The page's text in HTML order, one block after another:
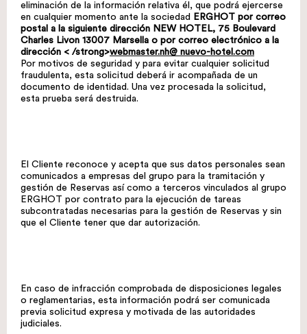
eliminación de la información relativa él, que podrá ejercerse
en cualquier momento ante la sociedad
ERGHOT por correo
postal a la siguiente dirección NEW HOTEL, 75 Boulevard
Charles Livon 13007 Marsella o por correo electrónico a la
dirección < /strong>webmaster.nh@ nuevo-hotel.com
Por motivos de seguridad y para evitar cualquier solicitud
fraudulenta, esta solicitud deberá ir acompañada de un
documento de identidad. Una vez procesada la solicitud,
esta prueba será destruida.
El Cliente reconoce y acepta que sus datos personales sean
comunicados a empresas del grupo para la tramitación y
gestión de Reservas así como a terceros vinculados al grupo
ERGHOT por contrato para la ejecución de tareas
subcontratadas necesarias para la gestión de Reservas y sin
que el Cliente tener que dar autorización.
En caso de infracción comprobada de disposiciones legales
o reglamentarias, esta información podrá ser comunicada
previa solicitud expresa y motivada de las autoridades
judiciales.